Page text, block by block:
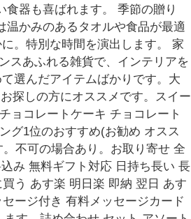
器も喜ばれます。 季節の贈り
かみのあるタオルや食品が最適
。特別な時間を演出します。 家
スあふれる雑貨で、インテリアを
選んだアイテムばかりです。大
探しの方にオススメです。スイー
ョコレートケーキ チョコレート
グ1位のおすすめ(お勧め オスス
不可の場合あり。お取り寄せ 全
み 無料ギフト対応 日持ち長い 長
う あす楽 明日楽 即納 翌日 あす
ージ付き 有料メッセージカード